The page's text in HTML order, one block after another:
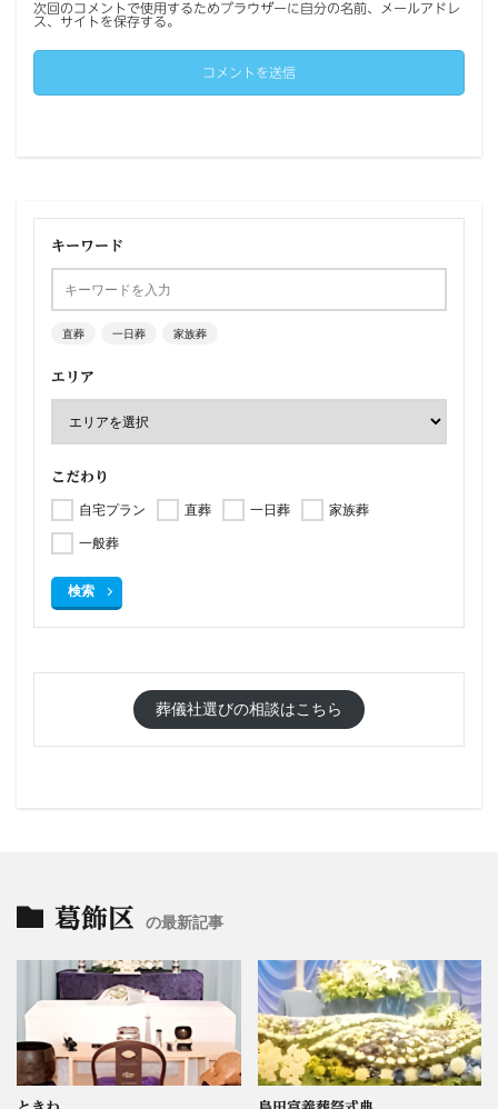
次回のコメントで使用するためブラウザーに自分の名前、メールアドレ
ス、サイトを保存する。
キーワード
直葬 一日葬 家族葬
エリア
こだわり
自宅プラン 直葬 一日葬
家族葬
一般葬
検索
葬儀社選びの相談はこちら
葛飾区 の最新記事